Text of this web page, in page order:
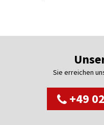
Sie erreichen
+49